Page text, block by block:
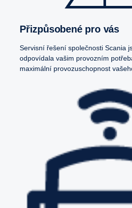
Přizpůsobené pro vás
Servisní řešení společnosti Scania
odpovídala vašim provozním
maximální provozuschopnost